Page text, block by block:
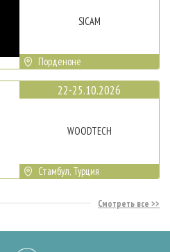
SICAM
Порденоне
22-25.10.2026
WOODTECH
Стамбул, Турция
Смотреть все